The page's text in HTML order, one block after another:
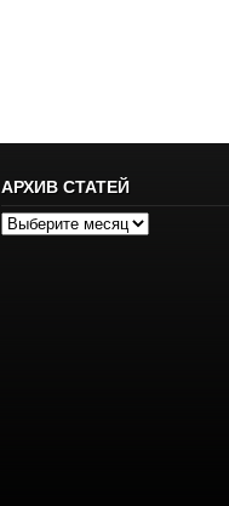
АРХИВ СТАТЕЙ
Архив